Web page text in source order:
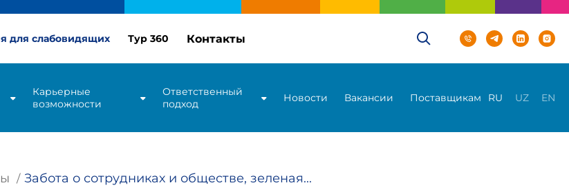
для слабовидящих Тур 360 Контакты
Карьерные
возможности
Ответственный
подход
Новости Вакансии Поставщикам RU UZ EN
Забота о сотрудниках и обществе, зеленая...